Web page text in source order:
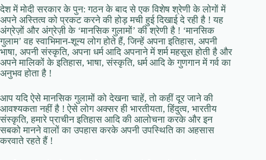
देश में मोदी सरकार के पुन: गठन के बाद से एक विशेष श्रेणी के लोगों में
अपने अस्तित्व को प्रकट करने की होड़ मची हुई दिखाई दे रही है ! यह
अंग्रेज़ों और अंग्रेज़ी के ‘मानसिक गुलामों’ की श्रेणी है ! ‘मानसिक
गुलाम’ वह स्वाभिमान-शून्य लोग होते हैं, जिन्हें अपना इतिहास, अपनी
भाषा, अपनी संस्कृति, अपना धर्म आदि अपनाने में शर्म महसूस होती है और
अपने मालिकों के इतिहास, भाषा, संस्कृति, धर्म आदि के गुणगान में गर्व का
अनुभव होता है !
आप यदि ऐसे मानसिक गुलामों को देखना चाहें, तो कहीं दूर जाने की
आवश्यकता नहीं है ! ऐसे लोग अक्सर ही भारतीयता, हिंदुत्व, भारतीय
संस्कृति, हमारे प्राचीन इतिहास आदि की आलोचना करके और इन
सबको मानने वालों का उपहास करके अपनी उपस्थिति का अहसास
करवाते रहते हैं !